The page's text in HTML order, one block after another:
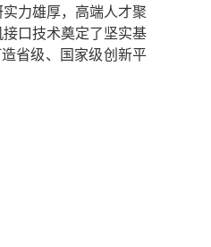
力雄厚，高端人才聚
口技术奠定了坚实基
省级、国家级创新平